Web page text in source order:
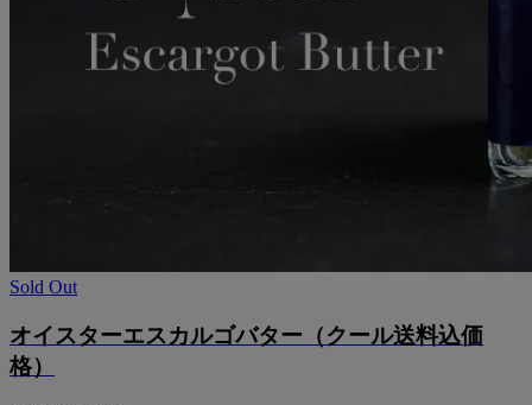
Sold Out
オイスターエスカルゴバター（クール送料込価
格）